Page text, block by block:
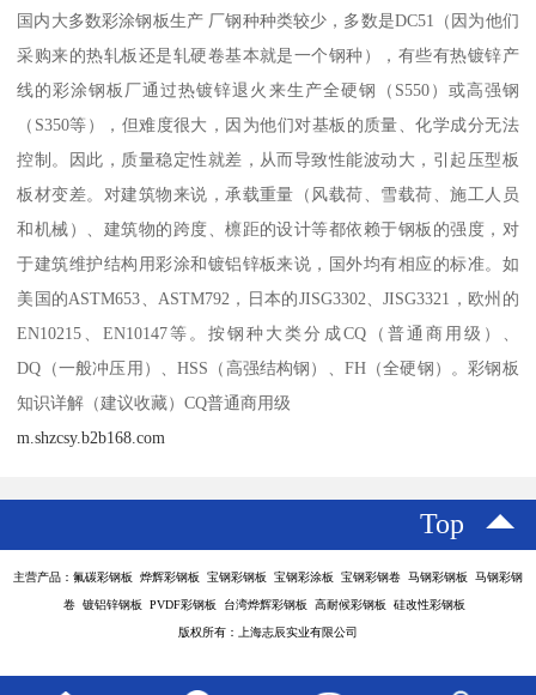
国内大多数彩涂钢板生产 厂钢种种类较少，多数是DC51（因为他们
采购来的热轧板还是轧硬卷基本就是一个钢种），有些有热镀锌产
线的彩涂钢板厂通过热镀锌退火来生产全硬钢（S550）或高强钢
（S350等），但难度很大，因为他们对基板的质量、化学成分无法
控制。因此，质量稳定性就差，从而导致性能波动大，引起压型板
板材变差。对建筑物来说，承载重量（风载荷、雪载荷、施工人员
和机械）、建筑物的跨度、檩距的设计等都依赖于钢板的强度，对
于建筑维护结构用彩涂和镀铝锌板来说，国外均有相应的标准。如
美国的ASTM653、ASTM792，日本的JISG3302、JISG3321，欧州的
EN10215、EN10147等。按钢种大类分成CQ（普通商用级）、
DQ（一般冲压用）、HSS（高强结构钢）、FH（全硬钢）。彩钢板
知识详解（建议收藏）CQ普通商用级
m.shzcsy.b2b168.com
Top
主营产品：氟碳彩钢板 烨辉彩钢板 宝钢彩钢板 宝钢彩涂板 宝钢彩钢卷 马钢彩钢板 马钢彩钢
卷 镀铝锌钢板 PVDF彩钢板 台湾烨辉彩钢板 高耐候彩钢板 硅改性彩钢板
版权所有：上海志辰实业有限公司